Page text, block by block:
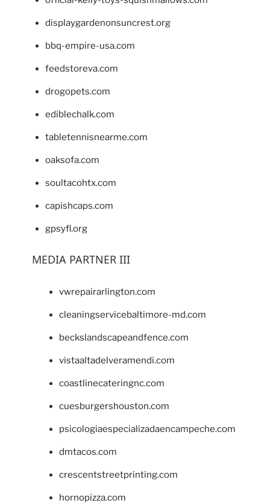
displaygardenonsuncrest.org
bbq-empire-usa.com
feedstoreva.com
drogopets.com
ediblechalk.com
tabletennisnearme.com
oaksofa.com
soultacohtx.com
capishcaps.com
gpsyfl.org
MEDIA PARTNER III
vwrepairarlington.com
cleaningservicebaltimore-md.com
beckslandscapeandfence.com
vistaaltadelveramendi.com
coastlinecateringnc.com
cuesburgershouston.com
psicologiaespecializadaencampeche.com
dmtacos.com
crescentstreetprinting.com
hornopizza.com